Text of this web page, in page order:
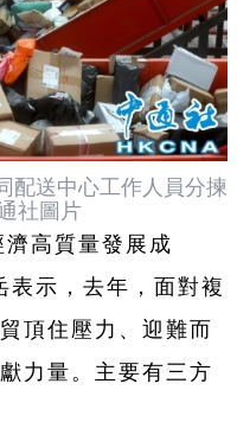
配送中心工作人員分揀
社圖片
高質量發展成
表示，去年，面對複
頂住壓力、迎難而
力量。主要有三方